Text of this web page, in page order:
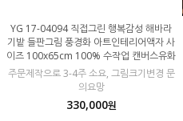
YG 17-04094 직접그린 행복감성 해바라
기밭 들판그림 풍경화 아트인테리어액자 사
이즈 100x65cm 100% 수작업 캔버스유화
주문제작으로 3-4주 소요, 그림크기변경 문
의요망
330,000원